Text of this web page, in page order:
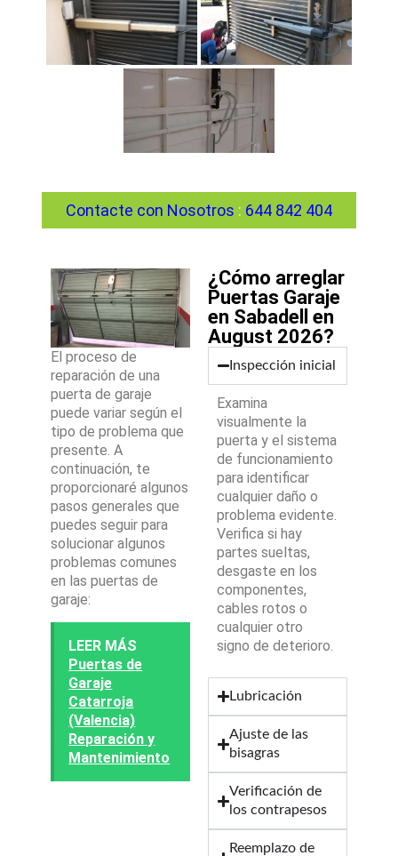
Contacte con Nosotros : 644 842 404
El proceso de
reparación de una
puerta de garaje
puede variar según el
tipo de problema que
presente. A
continuación, te
proporcionaré algunos
pasos generales que
puedes seguir para
solucionar algunos
problemas comunes
en las puertas de
garaje:
LEER MÁS
Puertas de
Garaje
Catarroja
(Valencia)
Reparación y
Mantenimiento
¿Cómo arreglar
Puertas Garaje
en Sabadell en
August 2026?
Inspección inicial
Examina
visualmente la
puerta y el sistema
de funcionamiento
para identificar
cualquier daño o
problema evidente.
Verifica si hay
partes sueltas,
desgaste en los
componentes,
cables rotos o
cualquier otro
signo de deterioro.
Lubricación
Ajuste de las
bisagras
Verificación de
los contrapesos
Reemplazo de